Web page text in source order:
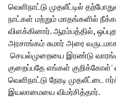
வெளிநாட்டு முதலீட்டில்
நாட்கள் மற்றும் மாதங்களில்
விளக்கினார். ஆரம்பத்தில்,
அரசாங்கம் சுமார் அரை
செயல்முறையை இரண்டு
குறைப்பதே எங்கள் குறிக்கோள்'
வெளிநாட்டு நேரடி
இயலாமையை விமர்சித்தார்.